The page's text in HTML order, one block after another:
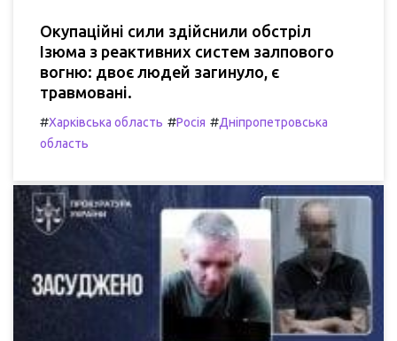
Окупаційні сили здійснили обстріл
Ізюма з реактивних систем залпового
вогню: двоє людей загинуло, є
травмовані.
#Харківська область #Росія #Дніпропетровська
область